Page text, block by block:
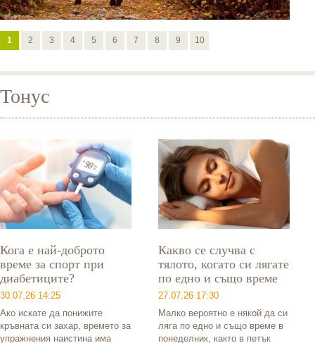
1 2 3 4 5 6 7 8 9 10
Тонус
Кога е най-доброто
време за спорт при
диабетиците?
30.07.26 14:25
Ако искате да понижите
кръвната си захар, времето за
упражнения наистина има
Какво се случва с
тялото, когато си лягате
по едно и също време
27.07.26 17:30
Малко вероятно е някой да си
ляга по едно и също време в
понеделник, както в петък